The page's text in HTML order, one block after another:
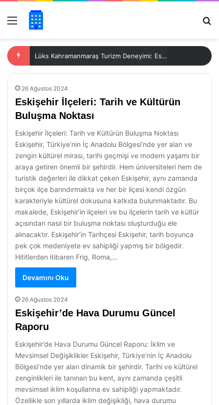
Menü
Lüks Kahramanmaraş Turizm Deneyimi: Eskişehir’in Gizli Cennetleri
26 Ağustos 2024
Eskişehir İlçeleri: Tarih ve Kültürün
Buluşma Noktası
Eskişehir İlçeleri: Tarih ve Kültürün Buluşma Noktası
Eskişehir, Türkiye’nin İç Anadolu Bölgesi’nde yer alan ve
zengin kültürel mirası, tarihi geçmişi ve modern yaşamı bir
araya getiren önemli bir şehirdir. Hem üniversiteleri hem de
turistik değerleri ile dikkat çeken Eskişehir, aynı zamanda
birçok ilçe barındırmakta ve her bir ilçesi kendi özgün
karakteriyle kültürel dokusuna katkıda bulunmaktadır. Bu
makalede, Eskişehir’in ilçeleri ve bu ilçelerin tarih ve kültür
açısından nasıl bir buluşma noktası oluşturduğu ele
alınacaktır. Eskişehir’in Tarihçesi Eskişehir, tarih boyunca
pek çok medeniyete ev sahipliği yapmış bir bölgedir.
Hititlerden itibaren Frig, Roma,…
Devamını Oku
26 Ağustos 2024
Eskişehir’de Hava Durumu Güncel
Raporu
Eskişehir’de Hava Durumu Güncel Raporu: İklim ve
Mevsimsel Değişiklikler Eskişehir, Türkiye’nin İç Anadolu
Bölgesi’nde yer alan dinamik bir şehirdir. Tarihi ve kültürel
zenginlikleri ile tanınan bu kent, aynı zamanda çeşitli
mevsimsel iklim koşullarına ev sahipliği yapmaktadır.
Özellikle son yıllarda iklim değişikliği, hava durumu